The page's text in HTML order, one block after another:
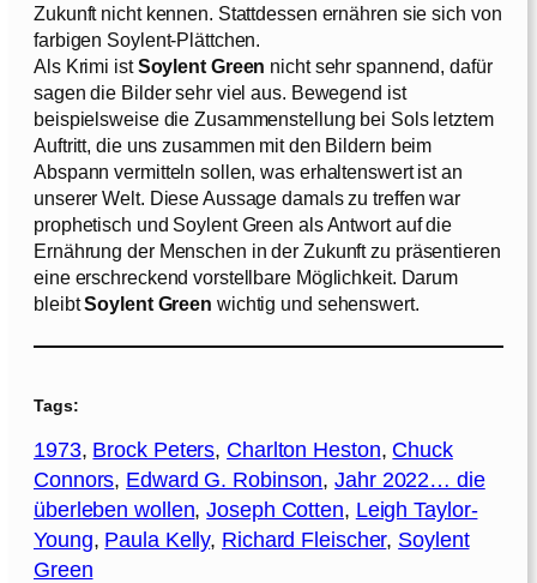
Zukunft nicht kennen. Stattdessen ernähren sie sich von
farbigen Soylent-Plättchen.
Als Krimi istSoylent Green nicht sehr spannend, dafür
sagen die Bilder sehr viel aus. Bewegend ist
beispielsweise die Zusammenstellung bei Sols letztem
Auftritt, die uns zusammen mit den Bildern beim
Abspann vermitteln sollen, was erhaltenswert ist an
unserer Welt. Diese Aussage damals zu treffen war
prophetisch und Soylent Green als Antwort auf die
Ernährung der Menschen in der Zukunft zu präsentieren
eine erschreckend vorstellbare Möglichkeit. Darum
bleibtSoylent Green wichtig und sehenswert.
Tags:
1973, Brock Peters, Charlton Heston, Chuck
Connors, Edward G. Robinson, Jahr 2022… die
überleben wollen, Joseph Cotten, Leigh Taylor-
Young, Paula Kelly, Richard Fleischer, Soylent
Green